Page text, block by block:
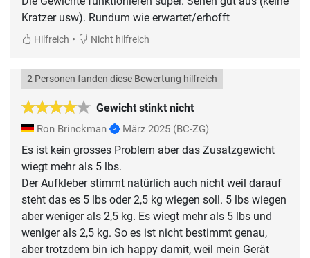
Hilfreich • Nicht hilfreich
Gewicht stinkt nicht
2 Personen fanden diese Bewertung hilfreich
Ron Brinckman März 2025 (BC-ZG)
Es ist kein grosses Problem aber das Zusatzgewicht
wiegt mehr als 5 lbs.
Der Aufkleber stimmt natürlich auch nicht weil darauf
steht das es 5 lbs oder 2,5 kg wiegen soll. 5 lbs wiegen
aber weniger als 2,5 kg. Es wiegt mehr als 5 lbs und
weniger als 2,5 kg. So es ist nicht bestimmt genau,
aber trotzdem bin ich happy damit, weil mein Gerät